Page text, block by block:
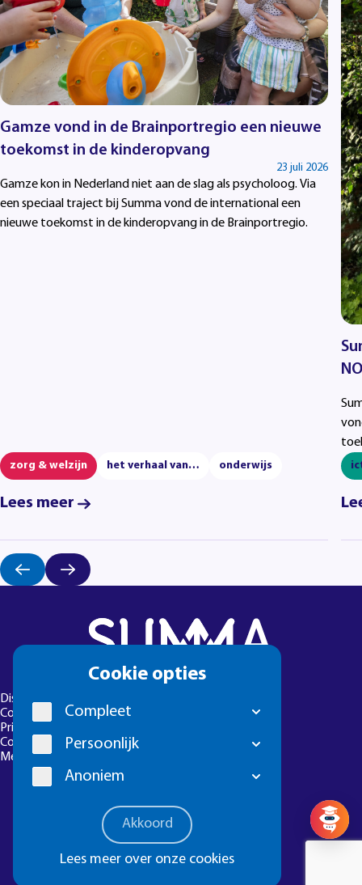
Cookie opties
Compleet
Persoonlijk
Anoniem
Akkoord
Lees meer over onze cookies
Gamze vond in de Brainportregio een nieuwe
toekomst in de kinderopvang
23 juli 2026
Gamze kon in Nederland niet aan de slag als psycholoog. Via
een speciaal traject bij Summa vond de international een
nieuwe toekomst in de kinderopvang in de Brainportregio.
zorg & welzijn het verhaal van… onderwijs
Lees meer
Disclaimer
Colofon
Privacyverklaring
Cookie-instellingen
Meld een foutje